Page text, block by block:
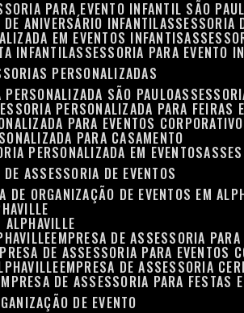
PARA EVENTO INFANTIL SÃO
DE ANIVERSÁRIO INFANTIL
EM EVENTOS INFANTIS
INFANTIL ASSESSORIA PARA EVENTO
PERSONALIZADAS
PERSONALIZADA SÃO PAULO
PERSONALIZADA PARA FEIRAS
PARA EVENTOS
PARA CASAMENTO
PERSONALIZADA EM EVENTOS
DE ASSESSORIA DE EVENTOS
DE ORGANIZAÇÃO DE EVENTOS EM
ALPHAVILLE
EMPRESA DE ASSESSORIA
DE ASSESSORIA PARA EVENTOS
EMPRESA DE ASSESSORIA
EMPRESA DE ASSESSORIA PARA FESTAS
DE EVENTO